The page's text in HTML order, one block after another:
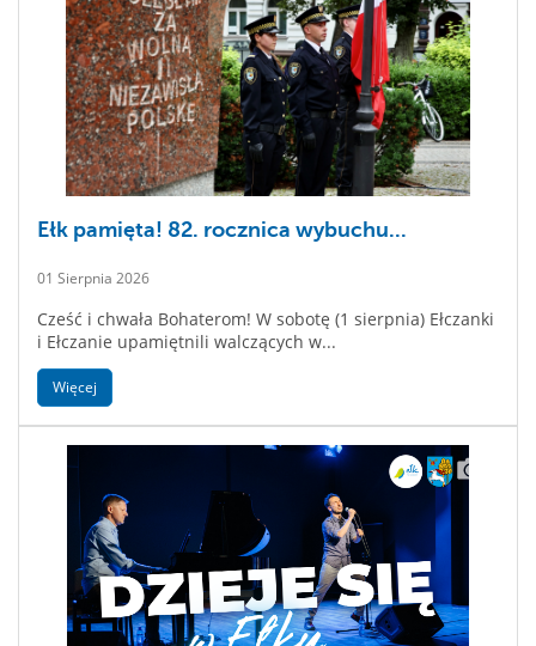
Ełk pamięta! 82. rocznica wybuchu...
01 Sierpnia 2026
Cześć i chwała Bohaterom! W sobotę (1 sierpnia) Ełczanki
i Ełczanie upamiętnili walczących w...
Więcej